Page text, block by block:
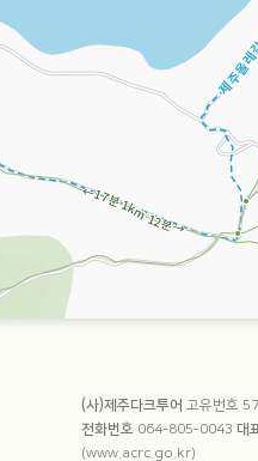
사이트 정보
(사)제주다크투어 고유번호
전화번호 064-805-0043 대
(www.acrc.go.kr)